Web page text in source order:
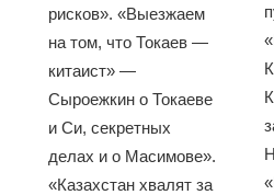
рисков». «Выезжаем
на том, что Токаев —
китаист» —
Сыроежкин о Токаеве
и Си, секретных
делах и о Масимове».
«Казахстан хвалят за